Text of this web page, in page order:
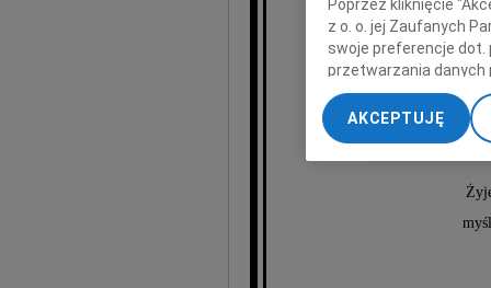
Poprzez kliknięcie
z o. o. jej Zaufanych
swoje preferencje dot.
przetwarzania danych
„Ustawienia
My, nasi Zaufani
dokładnych danych
Przechowywanie
treści, badnie
AKCEPTUJĘ